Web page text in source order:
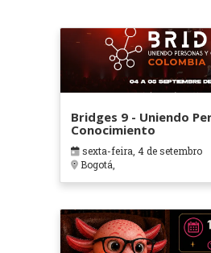
Bridges 9 - Uniendo
Conocimiento
sexta-feira, 4 de setembro
Bogotá,